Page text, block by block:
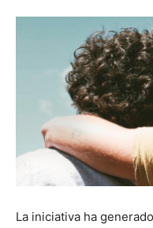
La iniciativa ha